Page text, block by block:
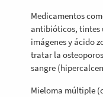
Medicamentos
antibióticos, tintes
imágenes y ácido
tratar la
sangre
Mieloma múltiple